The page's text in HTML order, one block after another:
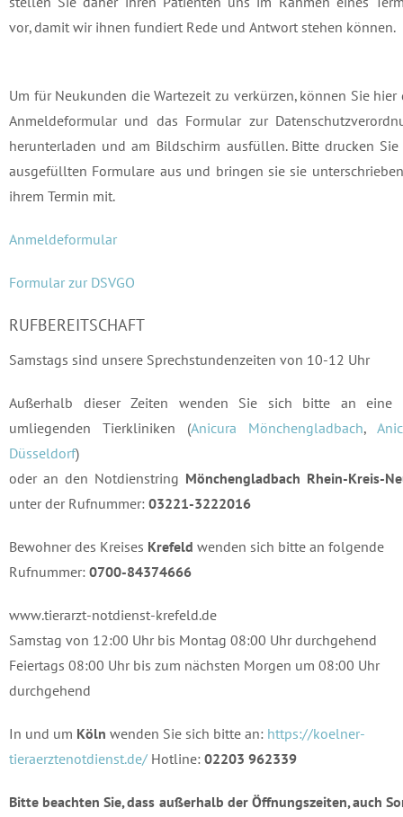
vor, damit wir ihnen fundiert Rede und Antwort stehen können.
Um für Neukunden die Wartezeit zu verkürzen, können Sie hier
Anmeldeformular und das Formular zur
herunterladen und am Bildschirm ausfüllen. Bitte drucken Sie
ausgefüllten Formulare aus und bringen sie sie
ihrem Termin mit.
Anmeldeformular
Formular zur DSVGO
RUFBEREITSCHAFT
Samstags sind unsere Sprechstundenzeiten von 10-12 Uhr
Außerhalb dieser Zeiten wenden Sie sich bitte an eine
umliegenden Tierkliniken (Anicura Mönchengladbach,
Düsseldorf)
oder an den Notdienstring Mönchengladbach Rhein-Kreis-
unter der Rufnummer: 03221-3222016
Bewohner des Kreises Krefeld wenden sich bitte an folgende
Rufnummer: 0700-84374666
www.tierarzt-notdienst-krefeld.de
Samstag von 12:00 Uhr bis Montag 08:00 Uhr durchgehend
Feiertags 08:00 Uhr bis zum nächsten Morgen um 08:00 Uhr
durchgehend
In und um Köln wenden Sie sich bitte an: https://koelner-
tieraerztenotdienst.de/ Hotline: 02203 962339
Bitte beachten Sie, dass außerhalb der Öffnungszeiten, auch